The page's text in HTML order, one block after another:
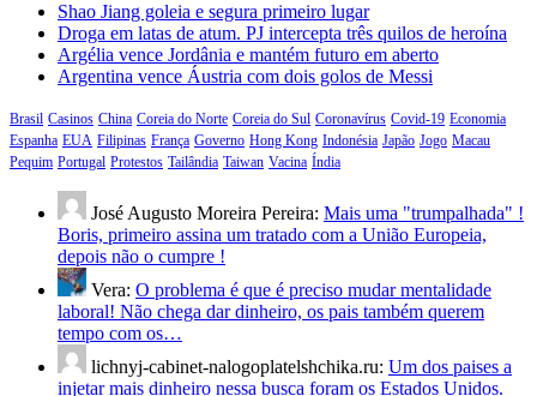
Shao Jiang goleia e segura primeiro lugar
Droga em latas de atum. PJ intercepta três quilos de heroína
Argélia vence Jordânia e mantém futuro em aberto
Argentina vence Áustria com dois golos de Messi
Brasil Casinos China Coreia do Norte Coreia do Sul Coronavírus Covid-19 Economia
Espanha EUA Filipinas França Governo Hong Kong Indonésia Japão Jogo Macau
Pequim Portugal Protestos Tailândia Taiwan Vacina Índia
José Augusto Moreira Pereira: Mais uma "trumpalhada" !
Boris, primeiro assina um tratado com a União Europeia,
depois não o cumpre !
Vera: O problema é que é preciso mudar mentalidade
laboral! Não chega dar dinheiro, os pais também querem
tempo com os…
lichnyj-cabinet-nalogoplatelshchika.ru: Um dos paises a
injetar mais dinheiro nessa busca foram os Estados Unidos.